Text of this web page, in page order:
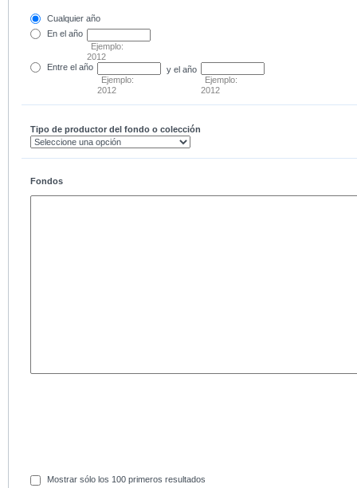
Cualquier año
En el año
Ejemplo:
2012
Entre el año
Ejemplo:
2012
y el año
Ejemplo:
2012
Tipo de productor del fondo o colección
Fondos
Mostrar sólo los 100 primeros resultados